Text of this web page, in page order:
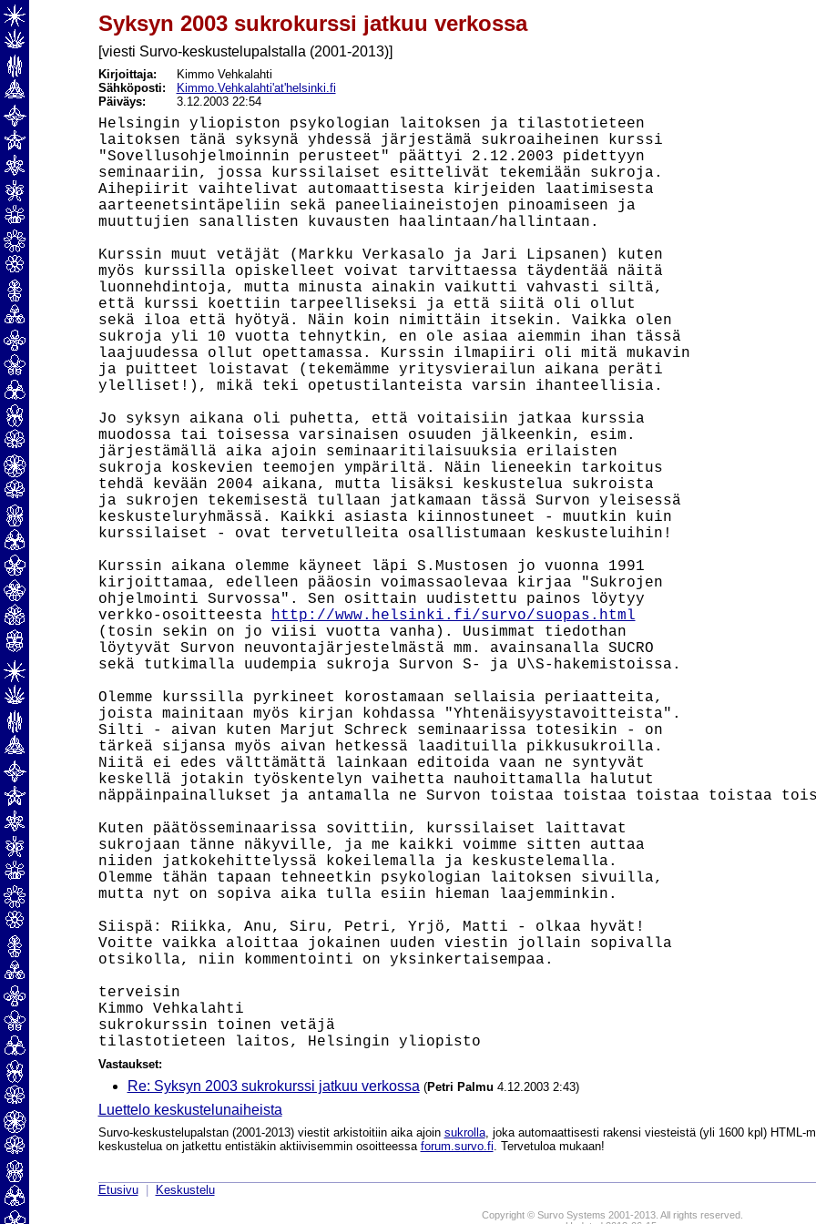
Syksyn 2003 sukrokurssi jatkuu verkossa
[viesti Survo-keskustelupalstalla (2001-2013)]
Kirjoittaja:
Kimmo Vehkalahti
Sähköposti:
Kimmo.Vehkalahti'at'helsinki.fi
Päiväys:
3.12.2003 22:54
Helsingin yliopiston psykologian laitoksen ja tilastotieteen
laitoksen tänä syksynä yhdessä järjestämä sukroaiheinen kurssi
"Sovellusohjelmoinnin perusteet" päättyi 2.12.2003 pidettyyn
seminaariin, jossa kurssilaiset esittelivät tekemiään sukroja.
Aihepiirit vaihtelivat automaattisesta kirjeiden laatimisesta
aarteenetsintäpeliin sekä paneeliaineistojen pinoamiseen ja
muuttujien sanallisten kuvausten haalintaan/hallintaan.
Kurssin muut vetäjät (Markku Verkasalo ja Jari Lipsanen) kuten
myös kurssilla opiskelleet voivat tarvittaessa täydentää näitä
luonnehdintoja, mutta minusta ainakin vaikutti vahvasti siltä,
että kurssi koettiin tarpeelliseksi ja että siitä oli ollut
sekä iloa että hyötyä. Näin koin nimittäin itsekin. Vaikka olen
sukroja yli 10 vuotta tehnytkin, en ole asiaa aiemmin ihan tässä
laajuudessa ollut opettamassa. Kurssin ilmapiiri oli mitä mukavin
ja puitteet loistavat (tekemämme yritysvierailun aikana peräti
ylelliset!), mikä teki opetustilanteista varsin ihanteellisia.
Jo syksyn aikana oli puhetta, että voitaisiin jatkaa kurssia
muodossa tai toisessa varsinaisen osuuden jälkeenkin, esim.
järjestämällä aika ajoin seminaaritilaisuuksia erilaisten
sukroja koskevien teemojen ympäriltä. Näin lieneekin tarkoitus
tehdä kevään 2004 aikana, mutta lisäksi keskustelua sukroista
ja sukrojen tekemisestä tullaan jatkamaan tässä Survon yleisessä
keskusteluryhmässä. Kaikki asiasta kiinnostuneet - muutkin kuin
kurssilaiset - ovat tervetulleita osallistumaan keskusteluihin!
Kurssin aikana olemme käyneet läpi S.Mustosen jo vuonna 1991
kirjoittamaa, edelleen pääosin voimassaolevaa kirjaa "Sukrojen
ohjelmointi Survossa". Sen osittain uudistettu painos löytyy
verkko-osoitteesta http://www.helsinki.fi/survo/suopas.html
(tosin sekin on jo viisi vuotta vanha). Uusimmat tiedothan
löytyvät Survon neuvontajärjestelmästä mm. avainsanalla SUCRO
sekä tutkimalla uudempia sukroja Survon S- ja U\S-hakemistoissa.
Olemme kurssilla pyrkineet korostamaan sellaisia periaatteita,
joista mainitaan myös kirjan kohdassa "Yhtenäisyystavoitteista".
Silti - aivan kuten Marjut Schreck seminaarissa totesikin - on
tärkeä sijansa myös aivan hetkessä laadituilla pikkusukroilla.
Niitä ei edes välttämättä lainkaan editoida vaan ne syntyvät
keskellä jotakin työskentelyn vaihetta nauhoittamalla halutut
näppäinpainallukset ja antamalla ne Survon toistaa toistaa toistaa toistaa
Kuten päätösseminaarissa sovittiin, kurssilaiset laittavat
sukrojaan tänne näkyville, ja me kaikki voimme sitten auttaa
niiden jatkokehittelyssä kokeilemalla ja keskustelemalla.
Olemme tähän tapaan tehneetkin psykologian laitoksen sivuilla,
mutta nyt on sopiva aika tulla esiin hieman laajemminkin.
Siispä: Riikka, Anu, Siru, Petri, Yrjö, Matti - olkaa hyvät!
Voitte vaikka aloittaa jokainen uuden viestin jollain sopivalla
otsikolla, niin kommentointi on yksinkertaisempaa.
terveisin
Kimmo Vehkalahti
sukrokurssin toinen vetäjä
Vastaukset:
Re: Syksyn 2003 sukrokurssi jatkuu verkossa (Petri Palmu 4.12.2003 2:43)
Luettelo keskustelunaiheista
Survo-keskustelupalstan (2001-2013) viestit arkistoitiin aika ajoin sukrolla, joka automaattisesti rakensi viesteistä (yli 1600 kpl) HTML-
keskustelua on jatkettu entistäkin aktiivisemmin osoitteessa forum.survo.fi. Tervetuloa mukaan!
Etusivu| Keskustelu
Copyright © Survo Systems 2001-2013. All rights reserved.